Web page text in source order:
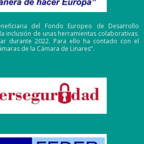
del Fondo Europeo de Desarrollo
inclusión de unas herramientas colaborativas.
durante 2022. Para ello ha contado con el
de la Cámara de Linares”.